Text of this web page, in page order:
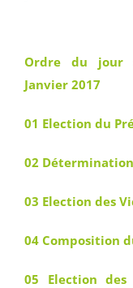
Ordre du jour
Janvier 2017
01 Election du
02
03 Election des
04 Composition
05 Election